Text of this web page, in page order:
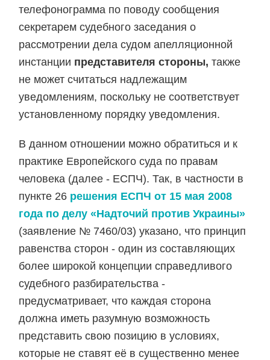
телефонограмма по поводу сообщения
секретарем судебного заседания о
рассмотрении дела судом апелляционной
инстанции представителя стороны, также
не может считаться надлежащим
уведомлениям, поскольку не соответствует
установленному порядку уведомления.
В данном отношении можно обратиться и к
практике Европейского суда по правам
человека (далее - ЕСПЧ). Так, в частности в
пункте 26 решения ЕСПЧ от 15 мая 2008
года по делу «Надточий против Украины»
(заявление № 7460/03) указано, что принцип
равенства сторон - один из составляющих
более широкой концепции справедливого
судебного разбирательства -
предусматривает, что каждая сторона
должна иметь разумную возможность
представить свою позицию в условиях,
которые не ставят её в существенно менее